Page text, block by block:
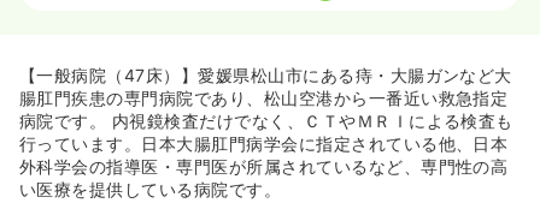
給与 18.8〜26.8万円/月 賞与2回
※一例
時間 8:30～17:30
日祝休み
月給26万円以上可
【一般病院（47床）】愛媛県松山市にある痔・大腸ガンなど大
腸肛門疾患の専門病院であり、松山空港から一番近い救急指定
病院です。 内視鏡検査だけでなく、ＣＴやＭＲＩによる検査も
行っています。日本大腸肛門病学会に指定されている他、日本
外科学会の指導医・専門医が所属されているなど、専門性の高
い医療を提供している病院です。